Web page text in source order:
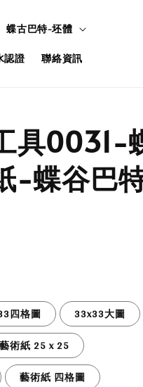
蝶古巴特-坯體
認證 聯絡資訊
具0031-
-蝶谷巴
四格圖
33x33大圖
藝術紙 25 x 25
藝術紙 四格圖